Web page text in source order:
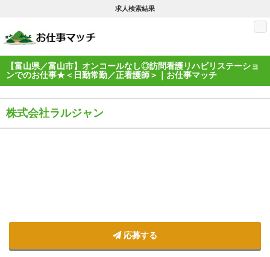
求人検索結果
【富山県／富山市】オンコールなし◎訪問看護リハビリステーショ
ンでのお仕事★＜日勤常勤／正看護師＞｜お仕事マッチ
株式会社ラルジャン
応募する